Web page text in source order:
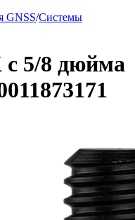
GNSS/Системы
с 5/8 дюйма